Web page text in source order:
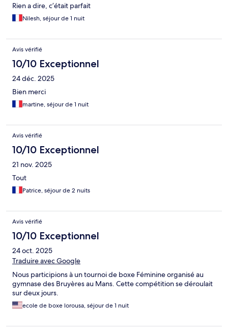
Rien a dire, c’était parfait
Nilesh, séjour de 1 nuit
Avis vérifié
10/10 Exceptionnel
24 déc. 2025
Bien merci
martine, séjour de 1 nuit
Avis vérifié
10/10 Exceptionnel
21 nov. 2025
Tout
Patrice, séjour de 2 nuits
Avis vérifié
10/10 Exceptionnel
24 oct. 2025
Traduire avec Google
Nous participions à un tournoi de boxe Féminine organisé au
gymnase des Bruyères au Mans. Cette compétition se déroulait
sur deux jours.
ecole de boxe lorousa, séjour de 1 nuit